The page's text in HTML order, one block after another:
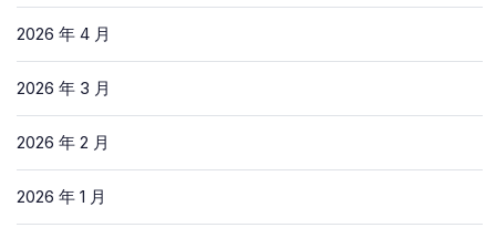
2026 年 4 月
2026 年 3 月
2026 年 2 月
2026 年 1 月